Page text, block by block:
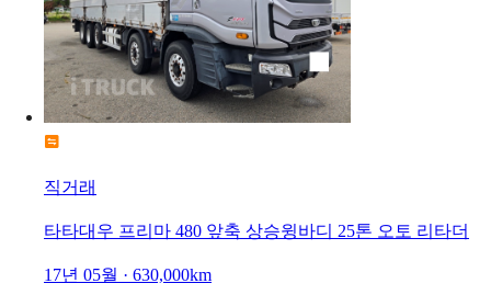
직거래
타타대우 프리마 480 앞축 상승윙바디 25톤 오토 리타더
17년 05월 · 630,000km